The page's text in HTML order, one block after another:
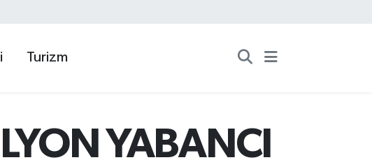
Turizm
YABANCI